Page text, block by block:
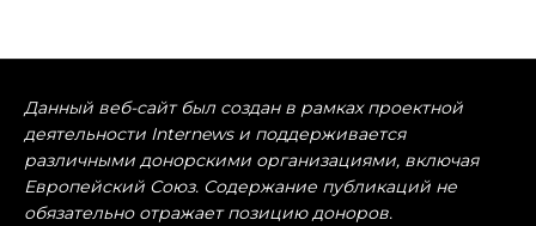
Данный веб-сайт был создан в рамках проектной
деятельности Internews и поддерживается
различными донорскими организациями, включая
Европейский Союз. Содержание публикаций не
обязательно отражает позицию доноров.